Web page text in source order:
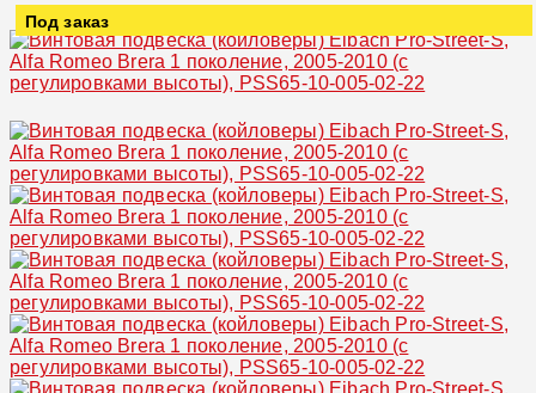
Под заказ